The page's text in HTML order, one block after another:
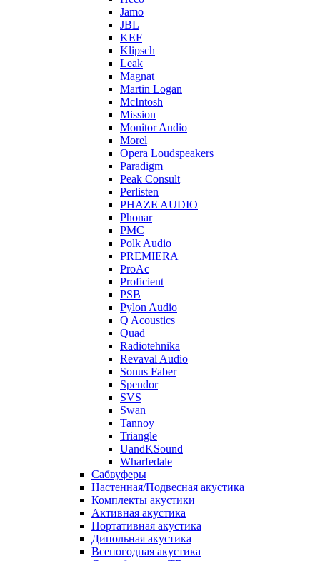
Jamo
JBL
KEF
Klipsch
Leak
Magnat
Martin Logan
McIntosh
Mission
Monitor Audio
Morel
Opera Loudspeakers
Paradigm
Peak Consult
Perlisten
PHAZE AUDIO
Phonar
PMC
Polk Audio
PREMIERA
ProAc
Proficient
PSB
Pylon Audio
Q Acoustics
Quad
Radiotehnika
Revaval Audio
Sonus Faber
Spendor
SVS
Swan
Tannoy
Triangle
UandKSound
Wharfedale
Сабвуферы
Настенная/Подвесная акустика
Комплекты акустики
Активная акустика
Портативная акустика
Дипольная акустика
Всепогодная акустика